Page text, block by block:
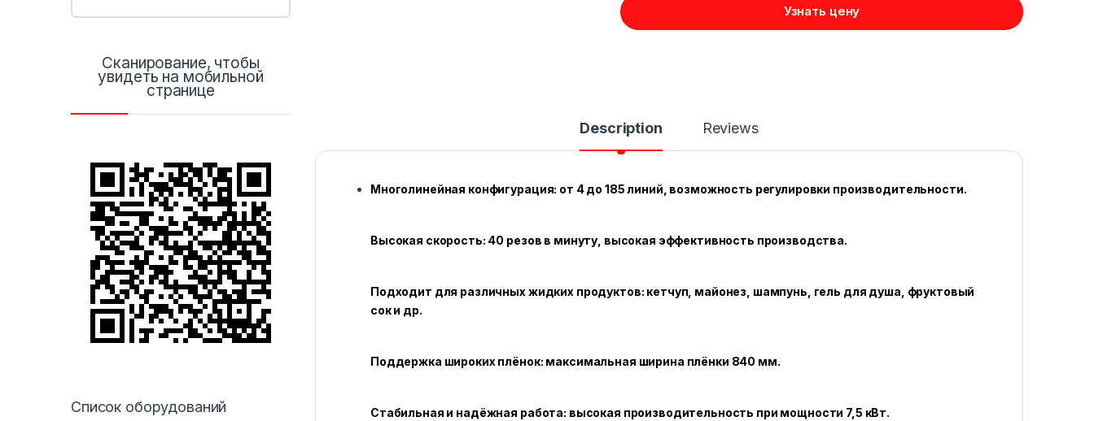
Узнать цену
Description Reviews
Многолинейная конфигурация: от 4 до 185 линий, возможность регулировки производительности.
Высокая скорость: 40 резов в минуту, высокая эффективность производства.
Подходит для различных жидких продуктов: кетчуп, майонез, шампунь, гель для душа, фруктовый
сок и др.
Поддержка широких плёнок: максимальная ширина плёнки 840 мм.
Стабильная и надёжная работа: высокая производительность при мощности 7,5 кВт.
Сканирование, чтобы
увидеть на мобильной
странице
Список оборудований